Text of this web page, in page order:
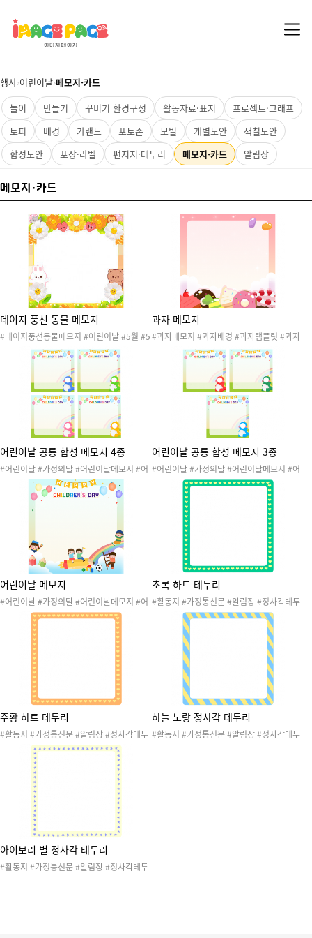
행사›어린이날›메모지·카드
놀이
만들기 꾸미기 환경구성 활동자료·표지
프로젝트·그래프
토퍼
배경 가랜드 포토존 모빌 개별도안
색칠도안
합성도안
포장·라벨 편지지·테두리 메모지·카드 알림장
메모지·카드
데이지 풍선 동물 메모지
#데이지풍선동물메모지 #어린이날 #5월 #5
월행사 #5월5일 #가정의달 #어린이날행사
#어린이날파티 #어린이 #유치원행사 #어린
이집행사 #생일 #입학 #졸업 #옐로우데이 #
노랑데이 #어린이날메모지 #생일메모지 #행
사메모지 #토끼 #곰돌이 #사자 #하늘다람쥐
#참여수업
과자 메모지
#과자메모지 #과자배경 #과자탬플릿 #과자
파티 #과자뷔페 #어린이날 #어린이날활동 #
어린이날행사 #생일파티 #생일잔치 #축제 #
파티 #발렌타인 #프레임
어린이날 공룡 합성 메모지 4종
#어린이날 #가정의달 #어린이날메모지 #어
린이날행사 #공룡 #공룡메모지 #무지개 #풍
선 #어린이날탬플릿 #공룡합성 #합성메모지
어린이날 공룡 합성 메모지 3종
#어린이날 #가정의달 #어린이날메모지 #어
린이날행사 #공룡 #공룡메모지 #무지개 #풍
선 #어린이날탬플릿 #공룡합성 #합성메모지
어린이날 메모지
#어린이날 #가정의달 #어린이날메모지 #어
린이날행사 #하늘 #구름 #무지개 #풍선 #장
난감 #연필 #어린이날탬플릿 #프레임
초록 하트 테두리
#활동지 #가정통신문 #알림장 #정사각테두
리 #프레임
주황 하트 테두리
#활동지 #가정통신문 #알림장 #정사각테두
리 #프레임
하늘 노랑 정사각 테두리
#활동지 #가정통신문 #알림장 #정사각테두
아이보리 별 정사각 테두리
#활동지 #가정통신문 #알림장 #정사각테두